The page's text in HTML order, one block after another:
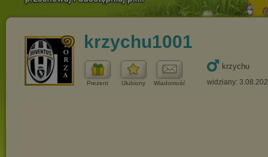
krzychu1001
Prezent Ulubiony Wiadomość
krzychu
widziany: